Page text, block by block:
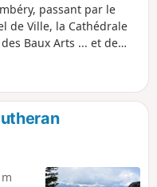
passant par le
de Ville, la Cathédrale
Baux Arts ... et de